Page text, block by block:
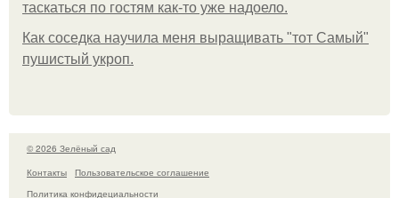
таскаться по гостям как-то уже надоело.
Как соседка научила меня выращивать "тот Самый"
пушистый укроп.
© 2026 Зелёный сад
Контакты
Пользовательское соглашение
Политика конфидециальности